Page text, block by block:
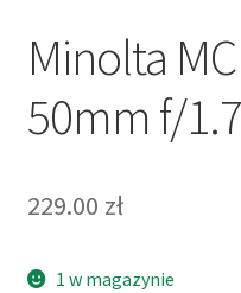
Minolta
50mm f/1.7
229.00 zł
1 w magazynie